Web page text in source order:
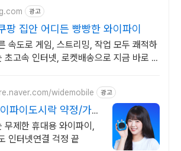
광고
팡 집안 어디든 빵빵한 와이파이
속도로 게임, 스트리밍, 작업 모두 쾌적하
초고속 인터넷, 로켓배송으로 지금 바로 만
widemobile 광고
파이도시락 약정/가
납까지
무제한 휴대용 와이파이,
인터넷연결 걱정 끝